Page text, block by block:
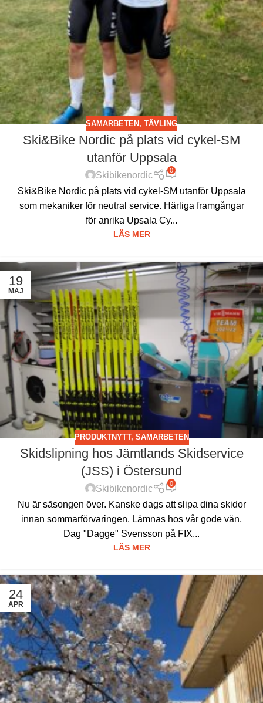
SAMARBETEN , TÄVLING
Ski&Bike Nordic på plats vid cykel-SM
utanför Uppsala
Skibikenordic
0
Ski&Bike Nordic på plats vid cykel-SM utanför Uppsala
som mekaniker för neutral service. Härliga framgångar
för anrika Upsala Cy...
LÄS MER
19
MAJ
PRODUKTNYTT, SAMARBETEN
Skidslipning hos Jämtlands Skidservice
(JSS) i Östersund
Skibikenordic
0
Nu är säsongen över. Kanske dags att slipa dina skidor
innan sommarförvaringen. Lämnas hos vår gode vän,
Dag "Dagge" Svensson på FIX...
LÄS MER
24
APR